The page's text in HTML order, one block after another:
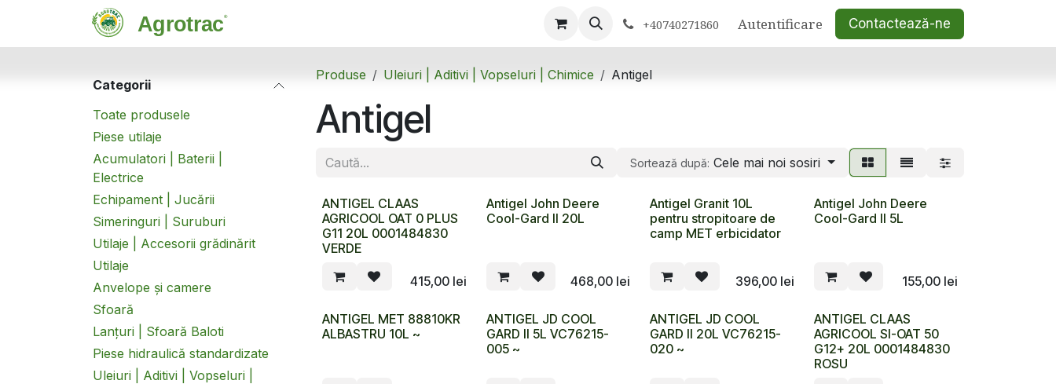
+40740271860 Autentificare Contactează-ne
Categorii
Toate produsele
Piese utilaje
Acumulatori | Baterii |
Electrice
Echipament | Jucării
Simeringuri | Suruburi
Utilaje | Accesorii grădinărit
Utilaje
Anvelope și camere
Sfoară
Lanțuri | Sfoară Baloti
Piese hidraulică standardizate
Uleiuri | Aditivi | Vopseluri |
Produse Uleiuri | Aditivi | Vopseluri | Chimice Antigel
Antigel
Sortează după: Cele mai noi sosiri
ANTIGEL CLAAS
AGRICOOL OAT 0 PLUS
G11 20L 0001484830
VERDE
415,00lei
Antigel John Deere
Cool-Gard II 20L
468,00 lei
Antigel Granit 10L
pentru stropitoare de
camp MET erbicidator
396,00lei
Antigel John Deere
Cool-Gard II 5L
155,00 lei
ANTIGEL MET 88810KR
ALBASTRU 10L ~
ANTIGEL JD COOL
GARD II 5L VC76215-
005 ~
ANTIGEL JD COOL
GARD II 20L VC76215-
020 ~
ANTIGEL CLAAS
AGRICOOL SI-OAT 50
G12+ 20L 0001484830
ROSU